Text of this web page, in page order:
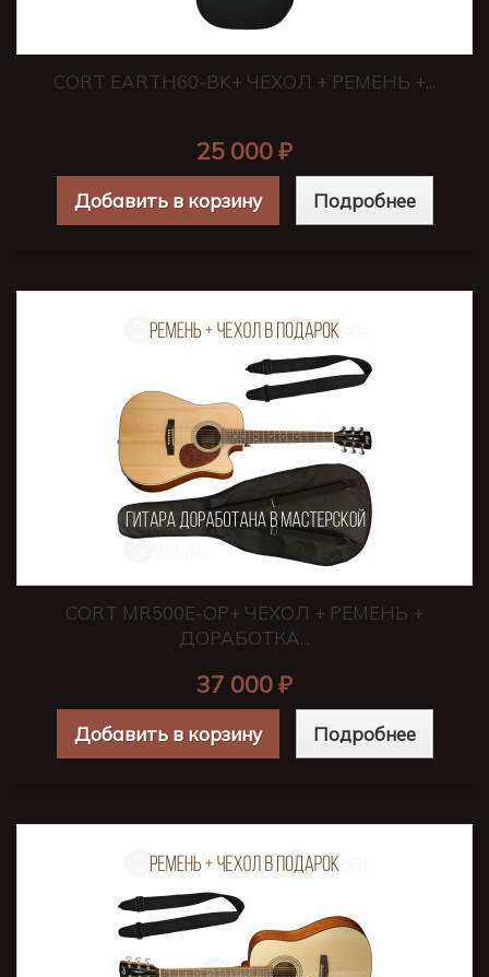
CORT EARTH60-BK+ ЧЕХОЛ + РЕМЕНЬ +...
25 000 ₽
Добавить в корзину Подробнее
CORT MR500E-OP+ ЧЕХОЛ + РЕМЕНЬ +
ДОРАБОТКА...
37 000 ₽
Добавить в корзину Подробнее